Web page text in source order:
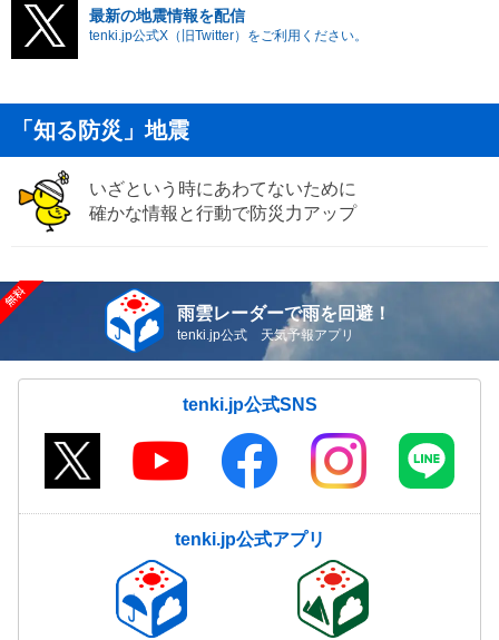
最新の地震情報を配信
tenki.jp公式X（旧Twitter）をご利用ください。
「知る防災」地震
いざという時にあわてないために
確かな情報と行動で防災力アップ
雨雲レーダーで雨を回避！
tenki.jp公式 天気予報アプリ
tenki.jp公式SNS
tenki.jp公式アプリ